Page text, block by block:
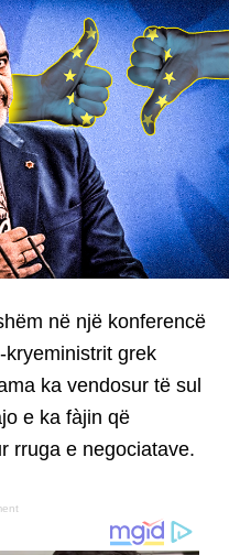
në një konferencë
kryeministrit grek
ka vendosur të sul
e ka fàjin që
rruga e negociatave.